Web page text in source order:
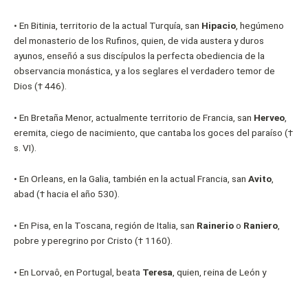
• En Bitinia, territorio de la actual Turquía, san Hipacio , hegúmeno
del monasterio de los Rufinos, quien, de vida austera y duros
ayunos, enseñó a sus discípulos la perfecta obediencia de la
observancia monástica, y a los seglares el verdadero temor de
Dios († 446).
• En Bretaña Menor, actualmente territorio de Francia, san Herveo
eremita, ciego de nacimiento, que cantaba los goces del paraíso (†
s. VI).
• En Orleans, en la Galia, también en la actual Francia, san Avito,
abad († hacia el año 530).
• En Pisa, en la Toscana, región de Italia, san Rainerioo Raniero,
pobre y peregrino por Cristo († 1160).
• En Lorvaô, en Portugal, beata Teresa, quien, reina de León y